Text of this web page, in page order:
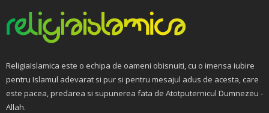
ReligiaIslamica este o echipa de oameni obisnuiti, cu o imensa iubire
pentru Islamul adevarat si pur si pentru mesajul adus de acesta, care
este pacea, predarea si supunerea fata de Atotputernicul Dumnezeu -
Allah.